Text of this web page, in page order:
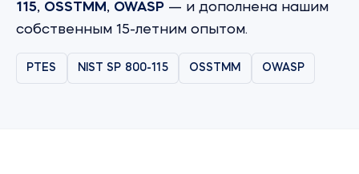
115, OSSTMM , OWASP — и дополнена нашим
собственным 15-летним опытом.
PTES NIST SP 800-115 OSSTMM OWASP